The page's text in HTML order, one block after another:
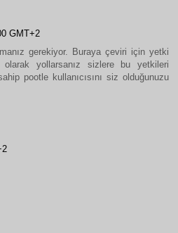
GMT+2
gerekiyor. Buraya çeviri için yetki
olarak yollarsanız sizlere bu yetkileri
pootle kullanıcısını siz olduğunuzu